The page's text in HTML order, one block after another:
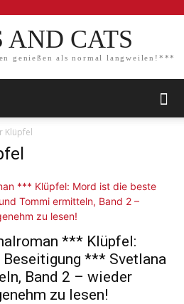
AND CATS
genießen als normal langweilen!***
Klüpfel
*** Klüpfel:
*** Svetlana
Band 2 – wieder
zu lesen!